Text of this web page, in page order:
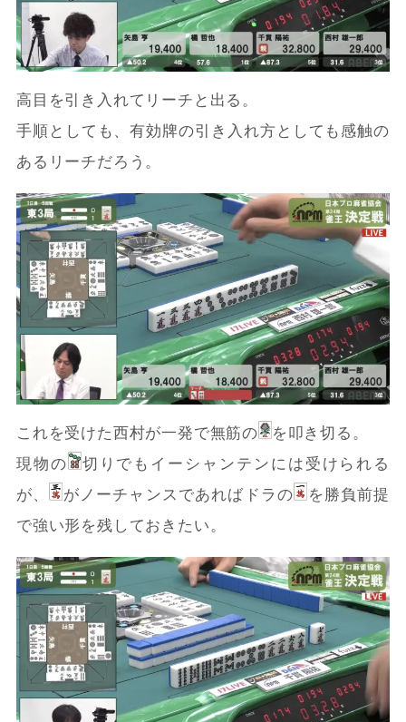
高目を引き入れてリーチと出る。
手順としても、有効牌の引き入れ方としても感触の
あるリーチだろう。
これを受けた西村が一発で無筋の
を叩き切る。
現物の
切りでもイーシャンテンには受けられる
が、
がノーチャンスであればドラの
を勝負前提
で強い形を残しておきたい。